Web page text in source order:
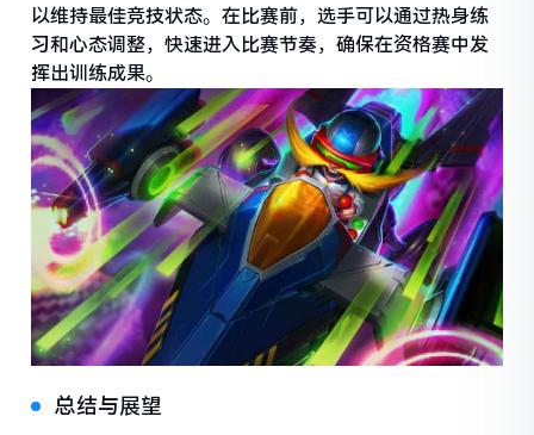
以维持最佳竞技状态。在比赛前，选手可以通过热身练
习和心态调整，快速进入比赛节奏，确保在资格赛中发
挥出训练成果。
总结与展望